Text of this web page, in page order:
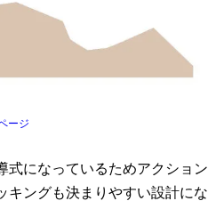
ージ
式になっているためアクション
キングも決まりやすい設計にな